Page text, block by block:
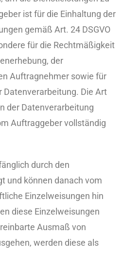
ist für die Einhaltung der
gemäß Art. 24 DSGVO
für die Rechtmäßigkeit
der
Auftragnehmer sowie für
Datenverarbeitung. Die Art
der Datenverarbeitung
Auftraggeber vollständig
durch den
und können danach vom
Einzelweisungen hin
diese Einzelweisungen
Ausmaß von
werden diese als